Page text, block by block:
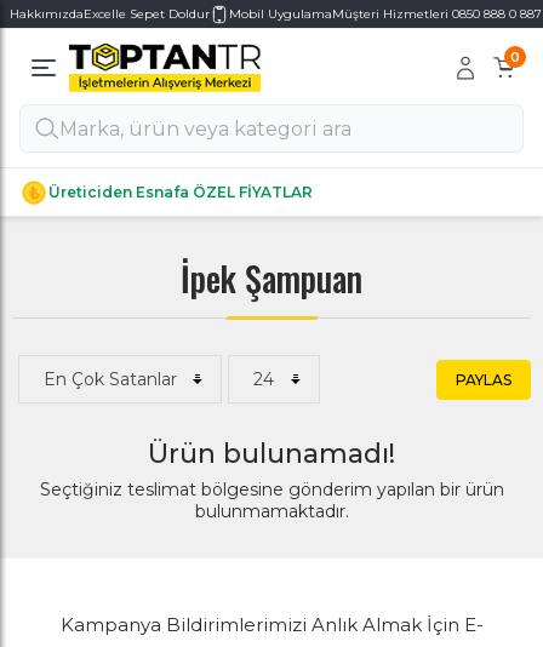
HakkımızdaExcelle Sepet Doldur Mobil UygulamaMüşteri Hizmetleri 0850 888 0 887
0
Üreticiden Esnafa ÖZEL FİYATLAR
Alt Kategoriler
Alt Kategoriler
İpek Şampuan
PAYLAS
Ürün bulunamadı!
Seçtiğiniz teslimat bölgesine gönderim yapılan bir ürün
bulunmamaktadır.
Kampanya Bildirimlerimizi Anlık Almak İçin E-